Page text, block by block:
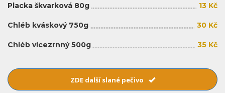
Placka škvarková 80g 13 Kč
Chléb kváskový 750g 30 Kč
Chléb vícezrnný 500g 35 Kč
ZDE další slané pečivo